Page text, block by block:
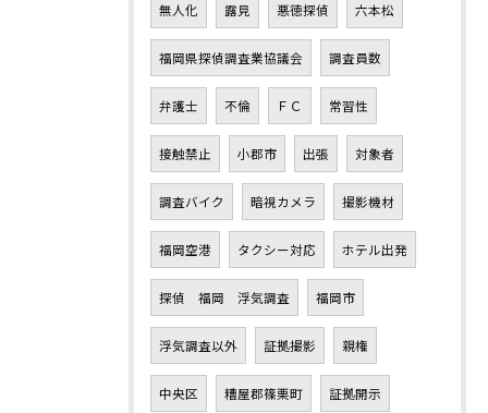
無人化 露見 悪徳探偵 六本松
福岡県探偵調査業協議会 調査員数
弁護士 不倫 ＦＣ 常習性
接触禁止 小郡市 出張 対象者
調査バイク 暗視カメラ 撮影機材
福岡空港 タクシー対応 ホテル出発
探偵 福岡 浮気調査 福岡市
浮気調査以外 証拠撮影 親権
中央区 糟屋郡篠栗町 証拠開示